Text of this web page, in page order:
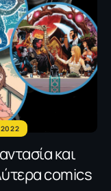
και
comics